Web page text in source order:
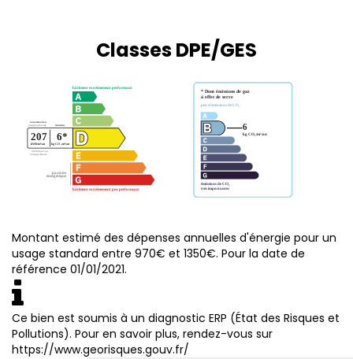
Classes DPE/GES
Montant estimé des dépenses annuelles d'énergie pour un
usage standard entre 970€ et 1350€. Pour la date de
référence 01/01/2021.
Ce bien est soumis à un diagnostic ERP (État des Risques et
Pollutions). Pour en savoir plus, rendez-vous sur
https://www.georisques.gouv.fr/